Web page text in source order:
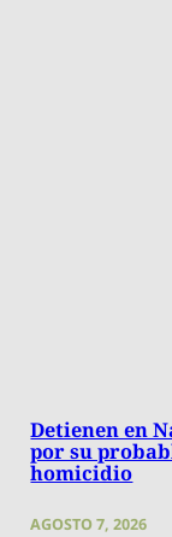
Detienen en
por su
homicidio
AGOSTO 7, 2026